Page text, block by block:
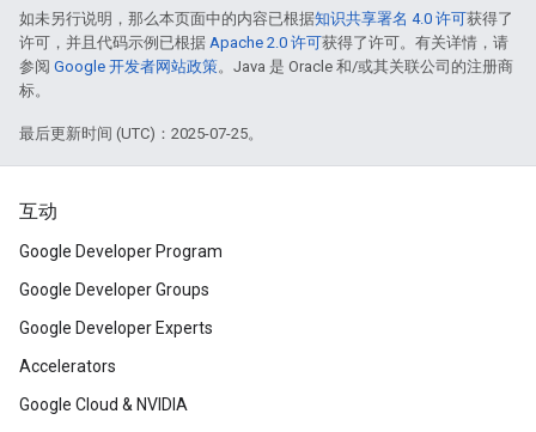
如未另行说明，那么本页面中的内容已根据知识共享署名 4.0 许可获得了
许可，并且代码示例已根据 Apache 2.0 许可获得了许可。有关详情，请
参阅 Google 开发者网站政策。Java 是 Oracle 和/或其关联公司的注册商
标。
最后更新时间 (UTC)：2025-07-25。
互动
Google Developer Program
Google Developer Groups
Google Developer Experts
Accelerators
Google Cloud & NVIDIA